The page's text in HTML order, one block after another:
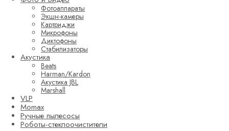
Фотоаппараты
Экшн-камеры
Картриджи
Микрофоны
Диктофоны
Стабилизаторы
Акустика
Beats
Harman/Kardon
Акустика JBL
Marshall
VLP
Momax
Ручные пылесосы
Роботы-стеклоочистители